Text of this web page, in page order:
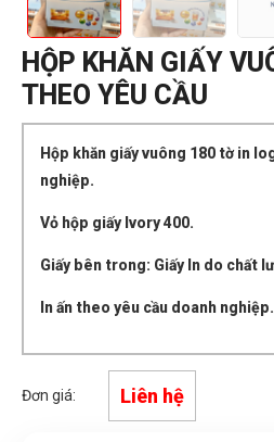
HỘP KHĂN GIẤY
THEO YÊU CẦU
Hộp khăn giấy vuông 180 tờ in
nghiệp.
Vỏ hộp giấy Ivory 400.
Giấy bên trong: Giấy In do chất
In ấn theo yêu cầu doanh nghiệp.
Đơn giá: Liên hệ